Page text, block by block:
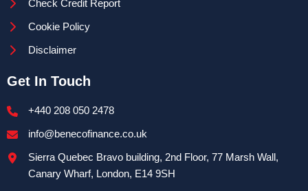
Check Credit Report
Cookie Policy
Disclaimer
Get In Touch
+440 208 050 2478
info@benecofinance.co.uk
Sierra Quebec Bravo building, 2nd Floor, 77 Marsh Wall,
Canary Wharf, London, E14 9SH